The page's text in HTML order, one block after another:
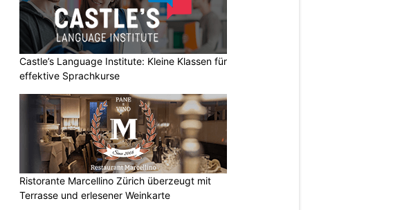
Castle’s Language Institute: Kleine Klassen für
effektive Sprachkurse
Ristorante Marcellino Zürich überzeugt mit
Terrasse und erlesener Weinkarte